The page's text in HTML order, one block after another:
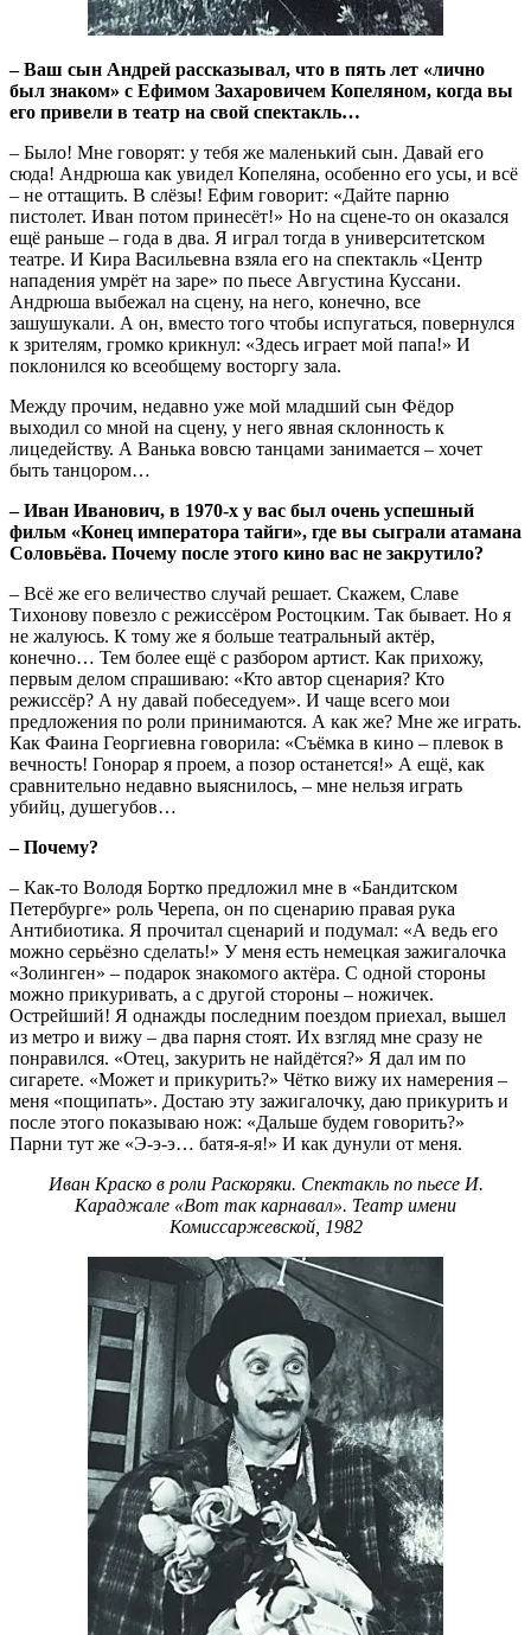
– Ваш сын Андрей рассказывал, что в пять лет «лично
был знаком» с Ефимом Захаровичем Копеляном, когда вы
его привели в театр на свой спектакль…
– Было! Мне говорят: у тебя же маленький сын. Давай его
сюда! Андрюша как увидел Копеляна, особенно его усы, и всё
– не оттащить. В слёзы! Ефим говорит: «Дайте парню
пистолет. Иван потом принесёт!» Но на сцене-то он оказался
ещё раньше – года в два. Я играл тогда в университетском
театре. И Кира Васильевна взяла его на спектакль «Центр
нападения умрёт на заре» по пьесе Августина Куссани.
Андрюша выбежал на сцену, на него, конечно, все
зашушукали. А он, вместо того чтобы испугаться, повернулся
к зрителям, громко крикнул: «Здесь играет мой папа!» И
поклонился ко всеобщему восторгу зала.
Между прочим, недавно уже мой младший сын Фёдор
выходил со мной на сцену, у него явная склонность к
лицедейству. А Ванька вовсю танцами занимается – хочет
быть танцором…
– Иван Иванович, в 1970-х у вас был очень успешный
фильм «Конец императора тайги», где вы сыграли атамана
Соловьёва. Почему после этого кино вас не закрутило?
– Всё же его величество случай решает. Скажем, Славе
Тихонову повезло с режиссёром Ростоцким. Так бывает. Но я
не жалуюсь. К тому же я больше театральный актёр,
конечно… Тем более ещё с разбором артист. Как прихожу,
первым делом спрашиваю: «Кто автор сценария? Кто
режиссёр? А ну давай побеседуем». И чаще всего мои
предложения по роли принимаются. А как же? Мне же играть.
Как Фаина Георгиевна говорила: «Съёмка в кино – плевок в
вечность! Гонорар я проем, а позор останется!» А ещё, как
сравнительно недавно выяснилось, – мне нельзя играть
убийц, душегубов…
– Почему?
– Как-то Володя Бортко предложил мне в «Бандитском
Петербурге» роль Черепа, он по сценарию правая рука
Антибиотика. Я прочитал сценарий и подумал: «А ведь его
можно серьёзно сделать!» У меня есть немецкая зажигалочка
«Золинген» – подарок знакомого актёра. С одной стороны
можно прикуривать, а с другой стороны – ножичек.
Острейший! Я однажды последним поездом приехал, вышел
из метро и вижу – два парня стоят. Их взгляд мне сразу не
понравился. «Отец, закурить не найдётся?» Я дал им по
сигарете. «Может и прикурить?» Чётко вижу их намерения –
меня «пощипать». Достаю эту зажигалочку, даю прикурить и
после этого показываю нож: «Дальше будем говорить?»
Парни тут же «Э-э-э… батя-я-я!» И как дунули от меня.
Иван Краско в роли Раскоряки. Спектакль по пьесе И.
Караджале «Вот так карнавал». Театр имени
Комиссаржевской, 1982